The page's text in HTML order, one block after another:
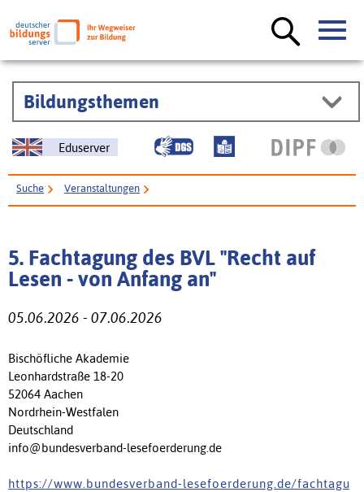
Bildungsthemen
Eduserver
Suche Veranstaltungen
5. Fachtagung des BVL "Recht auf
Lesen - von Anfang an"
05.06.2026 - 07.06.2026
Bischöfliche Akademie
Leonhardstraße 18-20
52064 Aachen
Nordrhein-Westfalen
Deutschland
info@bundesverband-lesefoerderung.de
h t t p s : / / w w w . b u n d e s v e r b a n d - l e s e f o e r d e r u n g . d e / f a c h t a g u